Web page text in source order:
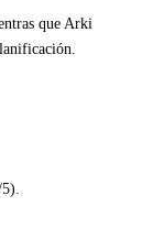
que Arki